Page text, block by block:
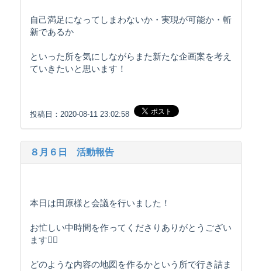
自己満足になってしまわないか・実現が可能か・斬
新であるか
といった所を気にしながらまた新たな企画案を考え
ていきたいと思います！
投稿日：2020-08-11 23:02:58
８月６日 活動報告
本日は田原様と会議を行いました！
お忙しい中時間を作ってくださりありがとうござい
ます🙇‍♀️
どのような内容の地図を作るかという所で行き詰ま